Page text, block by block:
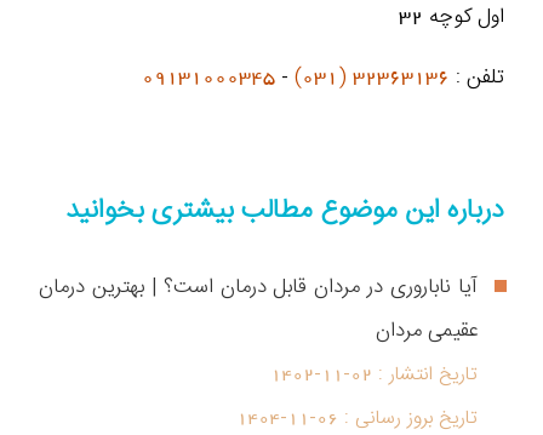
اول کوچه 32
تلفن : 32363136 (031)
-
09131000345
درباره این موضوع مطالب بیشتری بخوانید
آیا ناباروری در مردان قابل درمان است؟ | بهترین درمان
عقیمی مردان
تاریخ انتشار : 1402-11-02
تاریخ بروز رسانی : 1404-11-06